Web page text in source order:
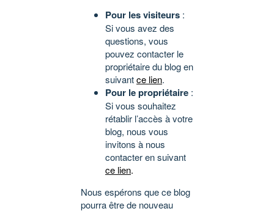
Pour les visiteurs :
Si vous avez des
questions, vous
pouvez contacter le
propriétaire du blog en
suivantce lien.
Pour le propriétaire :
Si vous souhaitez
rétablir l’accès à votre
blog, nous vous
invitons à nous
contacter en suivant
ce lien.
Nous espérons que ce blog
pourra être de nouveau